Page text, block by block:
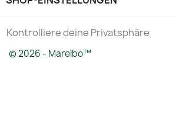
Kontrolliere deine Privatsphäre
© 2026 - Marelbo™